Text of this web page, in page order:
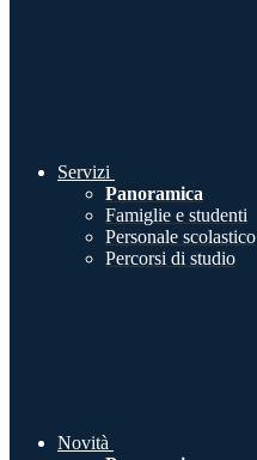
Servizi
Panoramica
Famiglie e studenti
Personale scolastico
Percorsi di studio
Novità